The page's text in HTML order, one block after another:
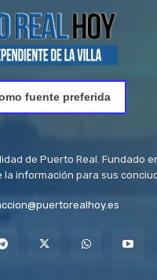
fuente preferida
de Puerto Real. Fundado
información para sus